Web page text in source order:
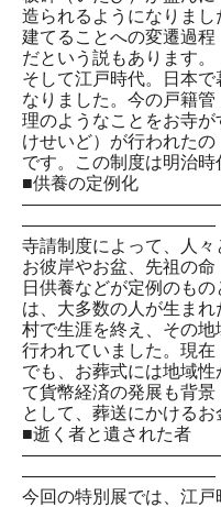
造られるようになりま
建てることへの変遷過程
だという説もあります。
そして江戸時代。日本
なりました。今の戸籍管
理のようなことをお寺が
けせいど）が行われたの
です。この制度は明治時
■供養の定例化
―――――――――――
寺請制度によって、人々
お彼岸やお盆、先祖の命
日供養などが定例のも
は、大多数の人が生まれ
村で生涯を終え、その
行われていました。現在
でも、お葬式には地域
て貨幣経済の発展も背景
として、葬送にかけるお
■逝く者と遺された者
―――――――――――
今回の特別展では、江戸